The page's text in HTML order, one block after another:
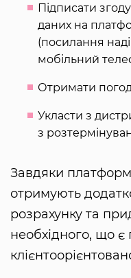
Підписати
даних на
(посилання
мобільний
Отримати
Укласти з
з
Завдяки
отримують
розрахунку та
необхідного, що